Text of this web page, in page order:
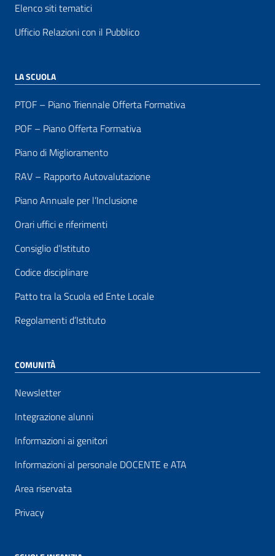
Elenco siti tematici
Ufficio Relazioni con il Pubblico
LA SCUOLA
PTOF – Piano Triennale Offerta Formativa
POF – Piano Offerta Formativa
Piano di Miglioramento
RAV – Rapporto Autovalutazione
Piano Annuale per l’Inclusione
Orari uffici e riferimenti
Consiglio d’Istituto
Codice disciplinare
Patto tra la Scuola ed Ente Locale
Regolamenti d’Istituto
COMUNITÀ
Newsletter
Integrazione alunni
Informazioni ai genitori
Informazioni al personale DOCENTE e ATA
Area riservata
Privacy